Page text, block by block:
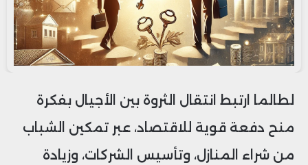
لطالما ارتبط انتقال الثروة بين الأجيال بفكرة
منح دفعة قوية للاقتصاد، عبر تمكين الشباب
من شراء المنازل، وتأسيس الشركات، وزيادة